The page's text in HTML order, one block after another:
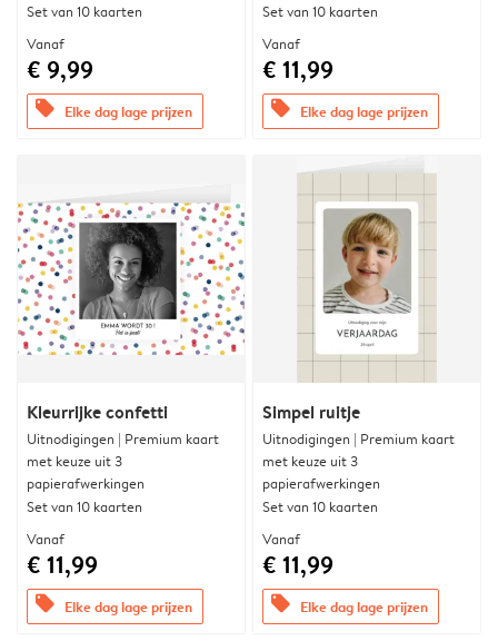
Set van 10 kaarten
Vanaf
€ 9,99
offers Elke dag lage prijzen
Set van 10 kaarten
Vanaf
€ 11,99
offers Elke dag lage prijzen
Kleurrijke confetti
Uitnodigingen | Premium kaart
met keuze uit 3
papierafwerkingen
Set van 10 kaarten
Vanaf
€ 11,99
offers Elke dag lage prijzen
Simpel ruitje
Uitnodigingen | Premium kaart
met keuze uit 3
papierafwerkingen
Set van 10 kaarten
Vanaf
€ 11,99
offers Elke dag lage prijzen